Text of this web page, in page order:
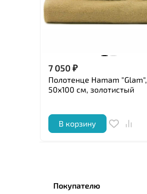
7 050₽
Полотенце Hamam "Glam",
50x100 см, золотистый
В корзину
Покупателю